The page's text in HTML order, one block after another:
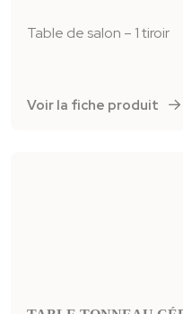
Table de salon – 1 tiroir
Voir la fiche produit